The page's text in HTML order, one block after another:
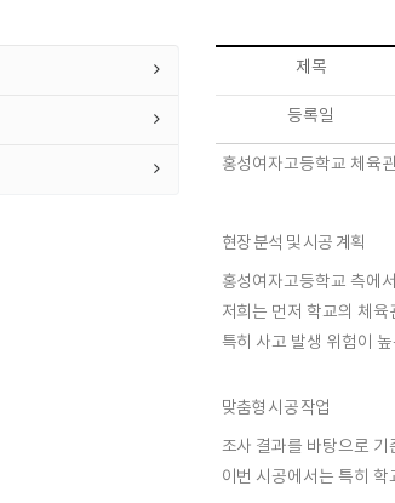
제목
등록일
홍성여자고등학교 체육
현장 분석 및 시공 계획
홍성여자고등학교 측에
저희는 먼저 학교의 체
특히 사고 발생 위험이
맞춤형 시공 작업
조사 결과를 바탕으로 기
이번 시공에서는 특히 학